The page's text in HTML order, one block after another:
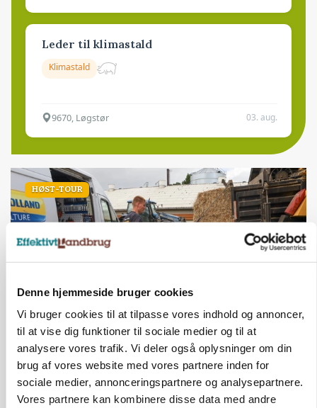
Denne hjemmeside bruger cookies
Vi bruger cookies til at tilpasse vores indhold og annoncer,
til at vise dig funktioner til sociale medier og til at
analysere vores trafik. Vi deler også oplysninger om din
brug af vores website med vores partnere inden for
sociale medier, annonceringspartnere og analysepartnere.
Vores partnere kan kombinere disse data med andre
Leder til klimastald
Klimastald
9670, Løgstør 03. aug.
HØST-TOUR
18 montører står klar i høsten: Sådan holder PN
Maskiner landmænd i gang